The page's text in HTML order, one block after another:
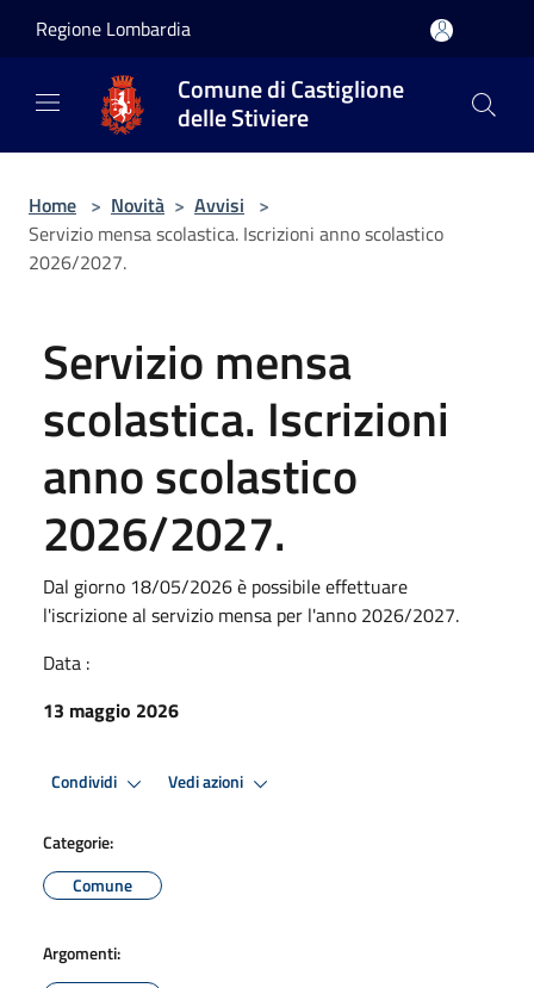
Regione Lombardia
Comune di Castiglione
delle Stiviere
Home > Novità > Avvisi >
Servizio mensa scolastica. Iscrizioni anno scolastico
2026/2027.
Servizio mensa
scolastica. Iscrizioni
anno scolastico
2026/2027.
Dal giorno 18/05/2026 è possibile effettuare
l'iscrizione al servizio mensa per l'anno 2026/2027.
Data :
13 maggio 2026
Condividi Vedi azioni
Categorie:
Comune
Argomenti: